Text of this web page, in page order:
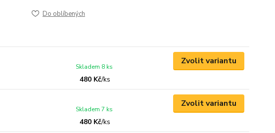
Do oblíbených
480 Kč/ks
Skladem 8 ks
Zvolit variantu
480 Kč/ks
Skladem 7 ks
Zvolit variantu